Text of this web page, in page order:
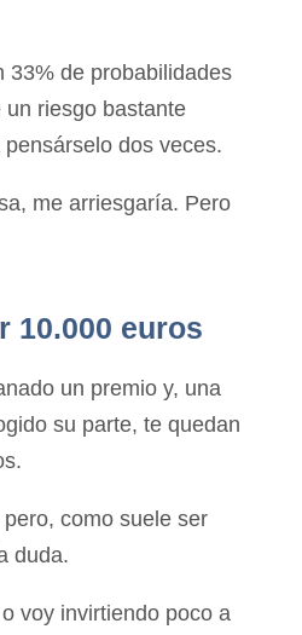
33% de probabilidades
riesgo bastante
dos veces.
me arriesgaría. Pero
10.000 euros
un premio y, una
su parte, te quedan
como suele ser
duda.
voy invirtiendo poco a